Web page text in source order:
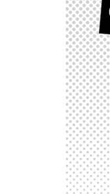
맺음말: 좋
대담: 우리
부록 1: 주
부록 2: 종
부록 3: 의
부록 4: 미
참고 문헌